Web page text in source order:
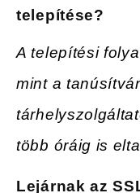
telepítése?
A telepítési
mint a
több óráig is
Lejárnak az